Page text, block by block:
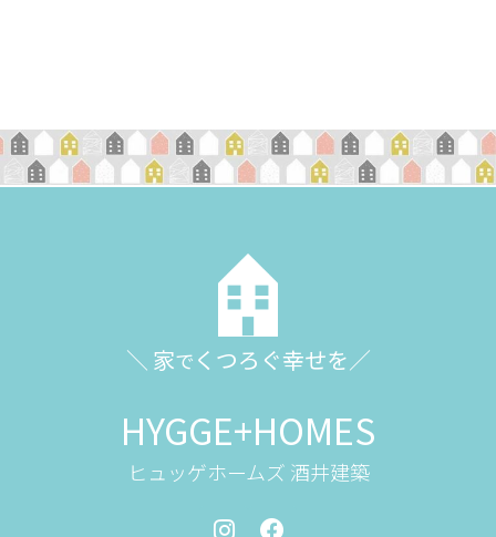
＼ 家で くつろぐ幸せを／
HYGGE+HOMES
ヒュッゲホームズ 酒井建築